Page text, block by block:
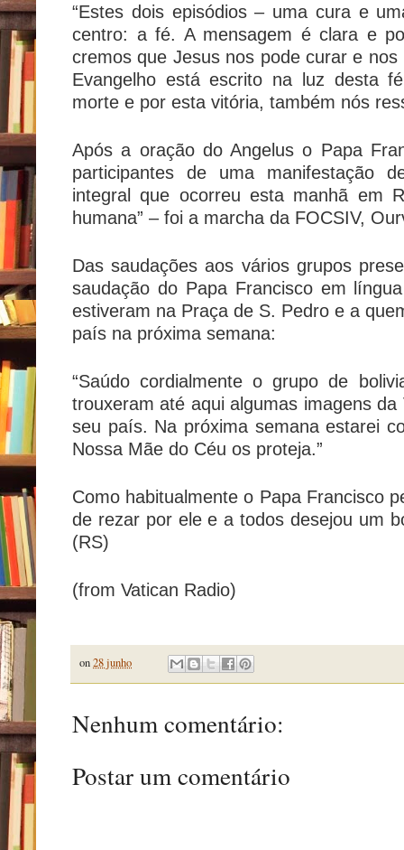
“Estes dois episódios – uma cura e
centro: a fé. A mensagem é clara e
cremos que Jesus nos pode curar e
Evangelho está escrito na luz desta
morte e por esta vitória, também nós
Após a oração do Angelus o Papa
participantes de uma manifestação
integral que ocorreu esta manhã em
humana” – foi a marcha da FOCSIV,
Das saudações aos vários grupos
saudação do Papa Francisco em
estiveram na Praça de S. Pedro e a
país na próxima semana:
“Saúdo cordialmente o grupo de
trouxeram até aqui algumas imagens
seu país. Na próxima semana estarei
Nossa Mãe do Céu os proteja.”
Como habitualmente o Papa Francisco
de rezar por ele e a todos desejou um
(RS)
(from Vatican Radio)
on28 junho
Nenhum comentário:
Postar um comentário